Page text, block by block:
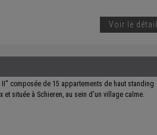
Voir le détail
II'' composée de 15 appartements de haut standing
et située à Schieren, au sein d'un village calme.